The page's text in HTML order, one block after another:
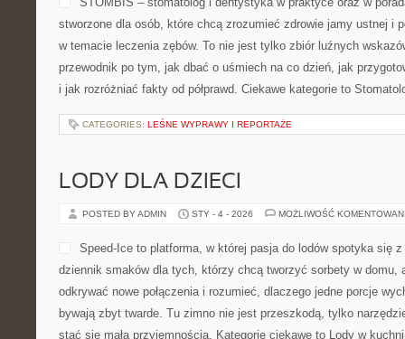
stworzone dla osób, które chcą zrozumieć zdrowie jamy ustnej i
w temacie leczenia zębów. To nie jest tylko zbiór luźnych
przewodnik po tym, jak dbać o uśmiech na co dzień, jak
i jak rozróżniać fakty od półprawd. Ciekawe kategorie to
CATEGORIES: LEŚNE WYPRAWY I REPORTAŻE
LODY DLA DZIECI
POSTED BY ADMIN STY - 4 - 2026 MOŻLIWOŚĆ
Speed-Ice to platforma, w której pasja do lodów spotyka się
dziennik smaków dla tych, którzy chcą tworzyć sorbety w domu,
odkrywać nowe połączenia i rozumieć, dlaczego jedne porcje
bywają zbyt twarde. Tu zimno nie jest przeszkodą, tylko
stać się małą przyjemnością. Kategorie ciekawe to Lody w